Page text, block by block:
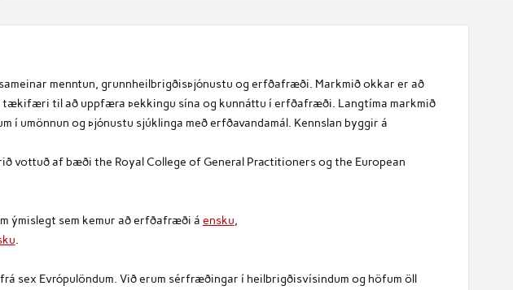
menntun, grunnheilbrigðisþjónustu og erfðafræði. Markmið okkar er að
til að uppfæra þekkingu sína og kunnáttu í erfðafræði. Langtíma markmið
í umönnun og þjónustu sjúklinga með erfðavandamál. Kennslan byggir á
vottuð af bæði the Royal College of General Practitioners og the European
ýmislegt sem kemur að erfðafræði á ensku,
.
sex Evrópulöndum. Við erum sérfræðingar í heilbrigðisvísindum og höfum öll